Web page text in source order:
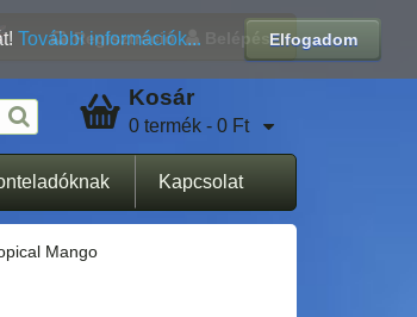
Elfogadom
További információk...
Regisztráció Belépés
Kosár
0 termék - 0 Ft
Kapcsolat
Mango